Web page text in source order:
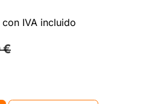
IVA incluido
€